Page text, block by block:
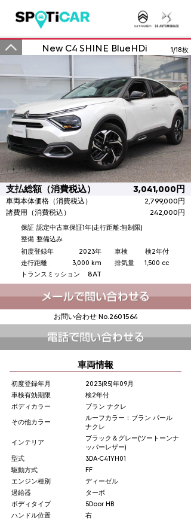
New C4 SHINE BlueHDi 1/18枚
支払総額（消費税込） 3,041,000円
車両本体価格（消費税込）
2,799,000円
諸費用（消費税込）
242,000円
保証 認定中古車保証1年(走行距離:無制限)
整備 整備込み
初度登録年
2023年 車検
検2年付
走行距離
3,000 km 排気量
1,500 cc
トランスミッション
8AT
お問い合わせ No.2601564
車両情報
初度登録年月
2023(R5)年09月
車検有効期限
検2年付
ボディカラー
ブラン ナクレ
その他カラー
ルーフカラー：ブラン パール
ナクレ
インテリア
ブラック＆グレー(ツートーンナ
ッパーレザー)
型式
3DA-C41YH01
駆動方式
FF
エンジン種別
ディーゼル
過給器
ターボ
ボディタイプ
5Door HB
ハンドル位置
右